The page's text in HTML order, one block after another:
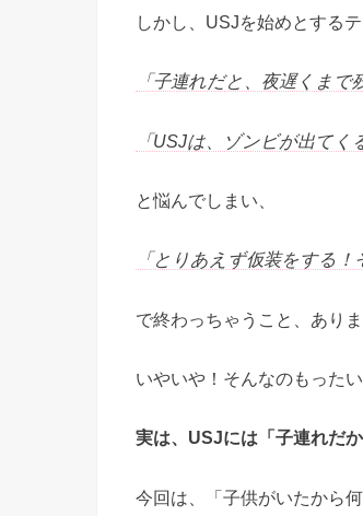
しかし、USJを始めとする
「子連れだと、夜遅くまで
「USJは、ゾンビが出てく
と悩んでしまい、
「とりあえず仮装をする
で終わっちゃうこと、あり
いやいや！そんなのもったい
実は、USJには「子連れだ
今回は、「子供がいたから